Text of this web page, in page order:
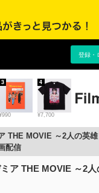
登録・
3
¥7,700
4
THE MOVIE ～2人の英
配信
ア THE MOVIE ～2人